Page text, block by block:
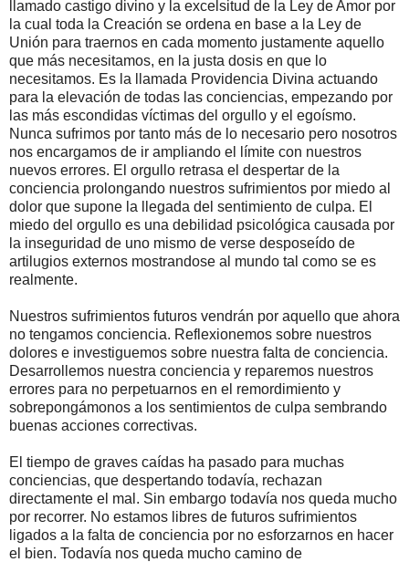
llamado castigo divino y la excelsitud de la Ley de Amor por
la cual toda la Creación se ordena en base a la Ley de
Unión para traernos en cada momento justamente aquello
que más necesitamos, en la justa dosis en que lo
necesitamos. Es la llamada Providencia Divina actuando
para la elevación de todas las conciencias, empezando por
las más escondidas víctimas del orgullo y el egoísmo.
Nunca sufrimos por tanto más de lo necesario pero nosotros
nos encargamos de ir ampliando el límite con nuestros
nuevos errores. El orgullo retrasa el despertar de la
conciencia prolongando nuestros sufrimientos por miedo al
dolor que supone la llegada del sentimiento de culpa. El
miedo del orgullo es una debilidad psicológica causada por
la inseguridad de uno mismo de verse desposeído de
artilugios externos mostrandose al mundo tal como se es
realmente.
Nuestros sufrimientos futuros vendrán por aquello que ahora
no tengamos conciencia. Reflexionemos sobre nuestros
dolores e investiguemos sobre nuestra falta de conciencia.
Desarrollemos nuestra conciencia y reparemos nuestros
errores para no perpetuarnos en el remordimiento y
sobrepongámonos a los sentimientos de culpa sembrando
buenas acciones correctivas.
El tiempo de graves caídas ha pasado para muchas
conciencias, que despertando todavía, rechazan
directamente el mal. Sin embargo todavía nos queda mucho
por recorrer. No estamos libres de futuros sufrimientos
ligados a la falta de conciencia por no esforzarnos en hacer
el bien. Todavía nos queda mucho camino de